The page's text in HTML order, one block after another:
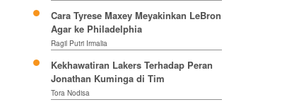
Cara Tyrese Maxey Meyakinkan LeBron
Agar ke Philadelphia
Ragil Putri Irmalia
Kekhawatiran Lakers Terhadap Peran
Jonathan Kuminga di Tim
Tora Nodisa